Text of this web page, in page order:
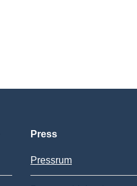
Press
Pressrum